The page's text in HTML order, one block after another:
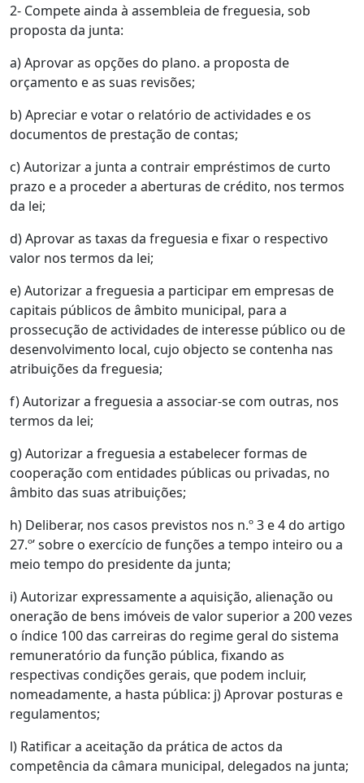
2- Compete ainda à assembleia de freguesia, sob
proposta da junta:
a) Aprovar as opções do plano. a proposta de
orçamento e as suas revisões;
b) Apreciar e votar o relatório de actividades e os
documentos de prestação de contas;
c) Autorizar a junta a contrair empréstimos de curto
prazo e a proceder a aberturas de crédito, nos termos
da lei;
d) Aprovar as taxas da freguesia e fixar o respectivo
valor nos termos da lei;
e) Autorizar a freguesia a participar em empresas de
capitais públicos de âmbito municipal, para a
prossecução de actividades de interesse público ou de
desenvolvimento local, cujo objecto se contenha nas
atribuições da freguesia;
f) Autorizar a freguesia a associar-se com outras, nos
termos da lei;
g) Autorizar a freguesia a estabelecer formas de
cooperação com entidades públicas ou privadas, no
âmbito das suas atribuições;
h) Deliberar, nos casos previstos nos n.º 3 e 4 do artigo
27.º’ sobre o exercício de funções a tempo inteiro ou a
meio tempo do presidente da junta;
i) Autorizar expressamente a aquisição, alienação ou
oneração de bens imóveis de valor superior a 200 vezes
o índice 100 das carreiras do regime geral do sistema
remuneratório da função pública, fixando as
respectivas condições gerais, que podem incluir,
nomeadamente, a hasta pública: j) Aprovar posturas e
regulamentos;
l) Ratificar a aceitação da prática de actos da
competência da câmara municipal, delegados na junta;